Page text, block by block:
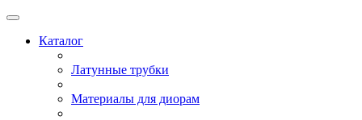
Каталог
Латунные трубки
Материалы для диорам